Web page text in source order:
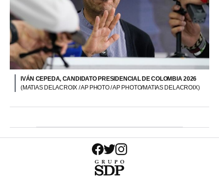
IVÁN CEPEDA, CANDIDATO PRESIDENCIAL DE COLOMBIA 2026
(MATIAS DELACROIX / AP PHOTO / AP PHOTO/MATIAS DELACROIX)